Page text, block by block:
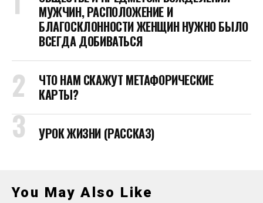
МУЖЧИН, РАСПОЛОЖЕНИЕ И
БЛАГОСКЛОННОСТИ ЖЕНЩИН НУЖНО БЫЛО
ВСЕГДА ДОБИВАТЬСЯ
ЧТО НАМ СКАЖУТ МЕТАФОРИЧЕСКИЕ
КАРТЫ?
УРОК ЖИЗНИ (РАССКАЗ)
You May Also Like